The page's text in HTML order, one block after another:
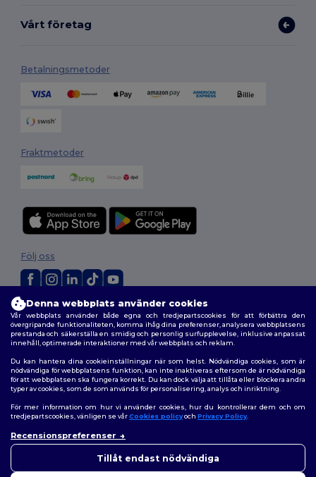
Vårt företag
Betalningsmetoder
Fraktmetoder
2026. Alla rättigheter förbehållna
Allmänna Villkor|Anpassad policy| Integritetspolicy |Policy för cookies
|Karta över webbplatsen
Följ oss
Denna webbplats använder cookies
Vår webbplats använder både egna och tredjepartscookies för att förbättra den
övergripande funktionaliteten, komma ihåg dina preferenser, analysera webbplatsens
prestanda och säkerställa en smidig och personlig surfupplevelse, inklusive anpassat
innehåll, optimerade interaktioner med vår webbplats och reklam.
Du kan hantera dina cookieinställningar när som helst. Nödvändiga cookies, som är
nödvändiga för webbplatsens funktion, kan inte inaktiveras eftersom de är nödvändiga
för att webbplatsen ska fungera korrekt. Du kan dock välja att tillåta eller blockera andra
typer av cookies, som de som används för personalisering, analys och inriktning.
För mer information om hur vi använder cookies, hur du kontrollerar dem och om
tredjepartscookies, vänligen se vårCookies policyoch Privacy Policy.
Recensionspreferenser
Tillåt endast nödvändiga
funderingar kan du kontakta